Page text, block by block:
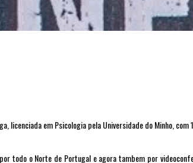
licenciada em Psicologia pela Universidade do Minho, com
todo o Norte de Portugal e agora tambem por